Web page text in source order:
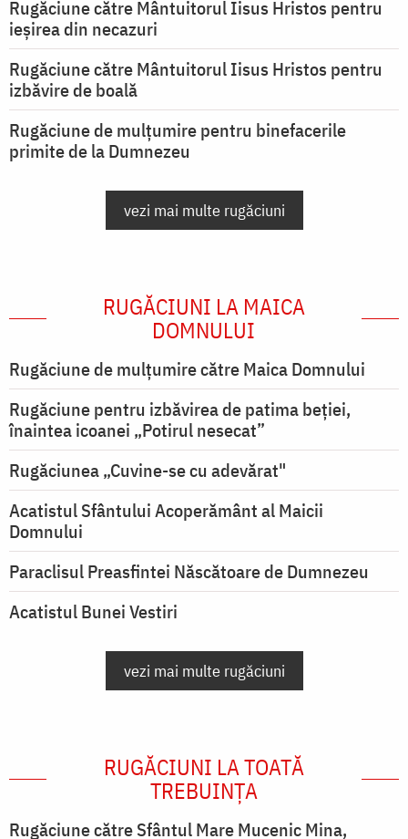
Rugăciune către Mântuitorul Iisus Hristos pentru
ieşirea din necazuri
Rugăciune către Mântuitorul Iisus Hristos pentru
izbăvire de boală
Rugăciune de mulțumire pentru binefacerile
primite de la Dumnezeu
vezi mai multe rugăciuni
RUGĂCIUNI LA MAICA
DOMNULUI
Rugăciune de mulţumire către Maica Domnului
Rugăciune pentru izbăvirea de patima beției,
înaintea icoanei „Potirul nesecat”
Rugăciunea „Cuvine-se cu adevărat"
Acatistul Sfântului Acoperământ al Maicii
Domnului
Paraclisul Preasfintei Născătoare de Dumnezeu
Acatistul Bunei Vestiri
vezi mai multe rugăciuni
RUGĂCIUNI LA TOATĂ
TREBUINȚA
Rugăciune către Sfântul Mare Mucenic Mina,